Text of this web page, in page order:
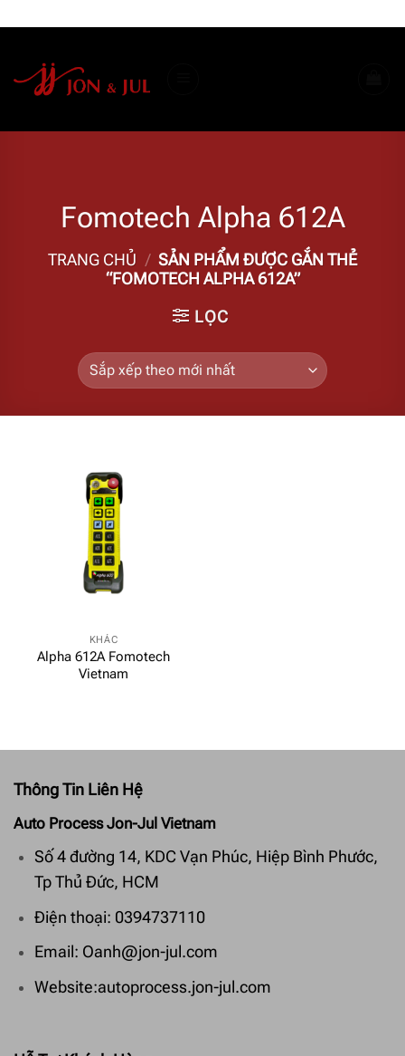
dung
Fomotech Alpha 612A
TRANG CHỦ / SẢN PHẨM ĐƯỢC GẮN THẺ
“FOMOTECH ALPHA 612A”
LỌC
KHÁC
Alpha 612A Fomotech
Vietnam
Thông Tin Liên Hệ
Auto Process Jon-Jul Vietnam
Số 4 đường 14, KDC Vạn Phúc, Hiệp Bình Phước,
Tp Thủ Đức, HCM
Điện thoại: 0394737110
Email: Oanh@jon-jul.com
Website:autoprocess.jon-jul.com